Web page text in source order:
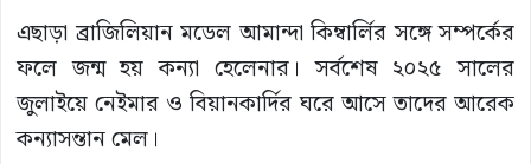
এছাড়া ব্রাজিলিয়ান মডেল আমান্দা কিম্বার্লির সঙ্গে সম্পর্কের
ফলে জন্ম হয় কন্যা হেলেনার। সর্বশেষ ২০২৫ সালের
জুলাইয়ে নেইমার ও বিয়ানকার্দির ঘরে আসে তাদের আরেক
কন্যাসন্তান মেল।